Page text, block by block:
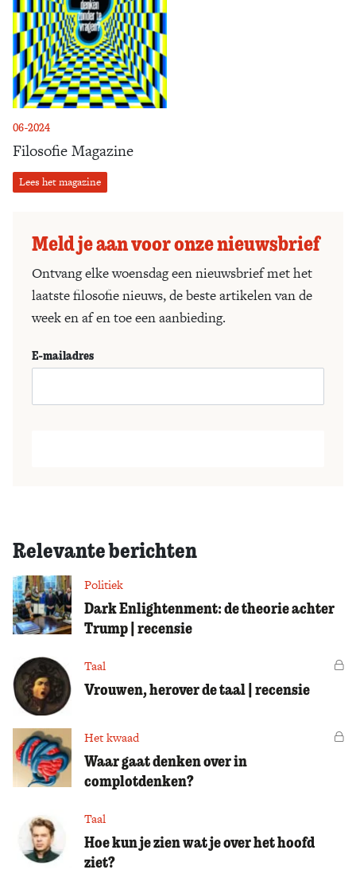
06-2024
Filosofie Magazine
Lees het magazine
Meld je aan voor onze nieuwsbrief
Ontvang elke woensdag een nieuwsbrief met het
laatste filosofie nieuws, de beste artikelen van de
week en af en toe een aanbieding.
E-mailadres
Relevante berichten
Politiek
Dark Enlightenment: de theorie achter
Trump | recensie
Taal
Vrouwen, herover de taal | recensie
Het kwaad
Waar gaat denken over in
complotdenken?
Taal
Hoe kun je zien wat je over het hoofd
ziet?